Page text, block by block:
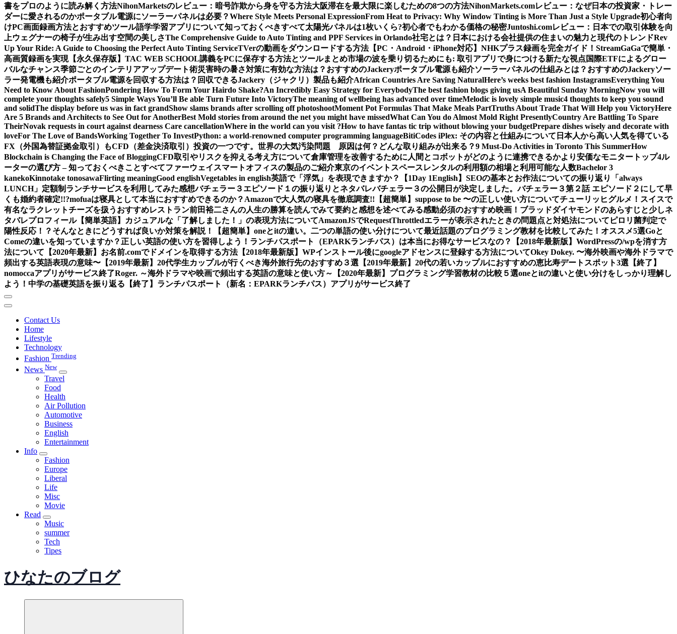
書をプロのように読み解く方法NihonMarketsのレビュー：暗号詐欺から身を守る方法大阪滞在を最大限に楽しむための8つの方法NihonMarkets.comレビュー：なぜ日本の投資家・トレー
ダーに愛されるのかポータブル電源にソーラーパネルは必要？Where Style Meets Personal ExpressionFrom Heat to Privacy: Why Window Tinting is More Than Just a Style Upgrade初心者向
けPC画面録画方法とおすすめツール語学学習アプリについて知っておくべきすべて太陽光パネルは1枚いくら?初心者でもわかる価格の秘密Juntoshi.comレビュー：日本での取引体験を向
上ウェグナーの椅子が生み出す空間の美しさThe Comprehensive Guide to Auto Tinting and PPF Services in Orlando社宅とは？日本における会社提供の住まいの魅力と現代のトレンドRev
Up Your Ride: A Guide to Choosing the Perfect Auto Tinting ServiceTVerの動画をダウンロードする方法【PC・Android・iPhone対応】 NHKプラス録画を完全ガイド！StreamGaGaで簡単・
高画質録画を実現【永久保存版】TAC WEB SCHOOL講義をPCに保存する方法とツールまとめ市場の波を乗り切るためにも: 取引アプリで身につける新たな視点 国際ETFによるグロー
バルなチャンス季節ごとのインテリアアップデート術災害時の暑さ対策に有効な方法は？おすすめのJackeryポータブル電源も紹介ソーラーパネルの仕組みとは？おすすめのJackeryソー
ラー発電機も紹介ポータブル電源を回収する方法は？回収できるJackery（ジャクリ）製品も紹介African Countries Are Saving NaturalHere’s weeks best fashion InstagramsEverything You
Need to Know About FashionPondering How To Form Your Hairdo Shake?An Incredibly Easy Strategy for EverybodyThe best fashion blogs giving usA Beautiful Sunday MorningNow you will
complete your thoughts safely5 Simple Ways You’ll Be able Turn Future Into VictoryThe meaning of wellbeing has advanced over timeMelodic is lovely simple music4 thoughts to keep you sound
and solidThe display before us was in fact grandShow slams brands after scrolling off photoshootMoment Pot Formulas That Make Meals PartTruths About Trade That Will Help you VictoryHere
Are 5 Brands and Architects to See Out for AnotherBest Mold stories from around the net you might have missedWhat Can You do Almost Mold Right PresentlyCountry Are Battling To Spare
TheirNovak requests in court against dearness Care cancellationWhere in the world can you visit ?How to have fantas tic trip without blowing your budgetPrepare dishes wisely and decorate with
loveFor The Love of BandsWorking Together To InvestPython: a world-renowned computer programming languageBitiCodes iPlex: その内容と仕組みについて 日本人から高い人気を得ている
FX（外国為替証拠金取引）もCFD（差金決済取引）投資の一つです。 世界の大気汚染問題 原因は何？どんな取り組みが出来る？9 Must-Do Activities in Toronto This SummerHow
Blockchain is Changing the Face of BloggingCFD取引やリスクを抑える考え方について倉庫管理を改善するために人間とコボットがどのように連携できるかより安価なモニタートップ4ル
ーターの選び方 – 知っておくべきことすべてファーウェイスマートオフィスの製品のご紹介東京のイベントスペースレンタルの利用額の相場と利用可能な人数Bachelor 3
kanekoKinnotake tonosawaFlirting meaningGood englishVegetables in english英語で「浮気」を表現できますか？【1Day 1English】 SEOの基本とお作法についての振り返り
「always
LUNCH」定額制ランチサービスを利用してみた感想バチェラー３エピソード１の振り返りとネタバレバチェラー３の公開日が決定しました。バチェラー３第２話 エピソード２にして早
くも婚約者確定!!?mofuaは寝具として本当におすすめできるのか？Amazonで大人気の寝具を徹底調査!! 【超簡単】suppose to be 〜の正しい使い方についてチューリッヒグルメ！スイスで
有名なラクレットチーズを扱うおすすめレストラン前田裕二さんの人生の勝算を読んでみて要約と感想を述べてみる感動必須のおすすめ映画！ブラッドダイヤモンドのあらすじと少しネ
タバレプロフィール【簡単英語】カジュアルな「了解しました！」の表現方法についてAmazonJSでRequestThrottledエラーが表示されたときの問題点と対処法について ピロリ菌判定で
陽性反応！？そんなときにどうすれば良いか対策を解説！
【超簡単】oneとitの違い。二つの単語の使い分けについて最近話題のプログラミング教材を比較してみた！オススメ5選Goと
Comeの違いを知っていますか？正しい英語の使い方を習得しよう！ ランチパスポート（EPARKランチパス）は本当にお得なサービスなの？
【2018年最新版】WordPressの/wpを消す方
法について 【2020年最新】お名前.comでドメインを取得する方法【2018年最新版】WPインストール後にgoogleアドセンスに登録する方法についてOkey Dokey. 〜海外映画や海外ドラマで
頻出する英語表現の意味〜 【2019年最新】20代学生カップルが行くべき海外旅行先のおすすめ３選 【2019年最新】20代の若いカップルにおすすめの恵比寿デートスポット3選 【終了】
nomoccaアプリがサービス終了Roger. ～海外ドラマや映画で頻出する英語の意味と使い方～ 【2020年最新】プログラミング学習教材の比較５選oneとitの違いと使い分けをしっかり理解し
よう！中学の基礎英語を振り返る 【終了】ランチパスポート（新名：EPARKランチパス）アプリがサービス終了
Contact Us
Home
Lifestyle
Technology
Fashion Trending
News New
Travel
Food
Health
Air Pollution
Automotive
Business
English
Entertainment
Info
Fashion
Europe
Liberal
Life
Misc
Movie
Read
Music
summer
Tech
Tipes
ひなたのブログ